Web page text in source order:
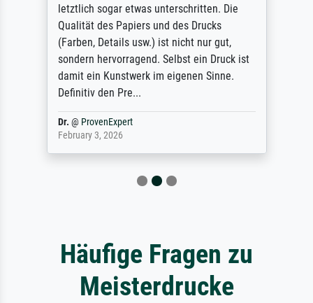
letztlich sogar etwas unterschritten. Die
Qualität des Papiers und des Drucks
(Farben, Details usw.) ist nicht nur gut,
sondern hervorragend. Selbst ein Druck ist
damit ein Kunstwerk im eigenen Sinne.
Definitiv den Pre...
Dr. @ ProvenExpert
February 3, 2026
Häufige Fragen zu
Meisterdrucke